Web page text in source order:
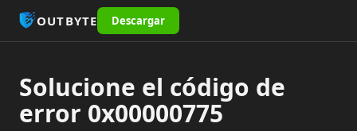
OUTBYTE Descargar
Solucione el código de
error 0x00000775